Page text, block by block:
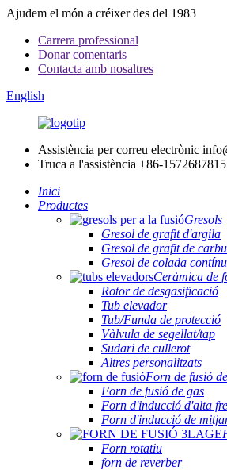
Ajudem el món a créixer des del 1983
Carrera professional
Donar comentaris
Contacta amb nosaltres
English
Assistència per correu electrònic
Truca a l'assistència +86-
Inici
Productes
Gresols
Gresol de grafit d'argila
Gresol de grafit de
Gresol de colada
Ceràmica de
Rotor de desgasificació
Tub elevador
Tub/Funda de protecció
Vàlvula de segellat/tap
Sudari de cullerot
Altres personalitzats
Forn de fusió
Forn de fusió de gas
Forn d'inducció d'alta
Forn d'inducció de
Forn rotatiu
forn de reverber